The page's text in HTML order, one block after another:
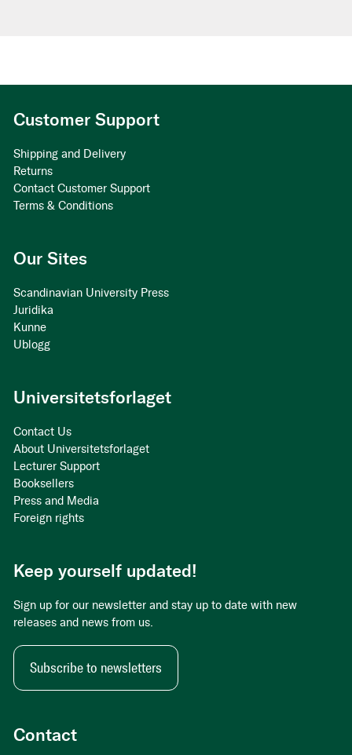
Contact
Customer Support
Shipping and Delivery
Returns
Contact Customer Support
Terms & Conditions
Our Sites
Scandinavian University Press
Juridika
Kunne
Ublogg
Universitetsforlaget
Contact Us
About Universitetsforlaget
Lecturer Support
Booksellers
Press and Media
Foreign rights
Keep yourself updated!
Sign up for our newsletter and stay up to date with new
releases and news from us.
Subscribe to newsletters